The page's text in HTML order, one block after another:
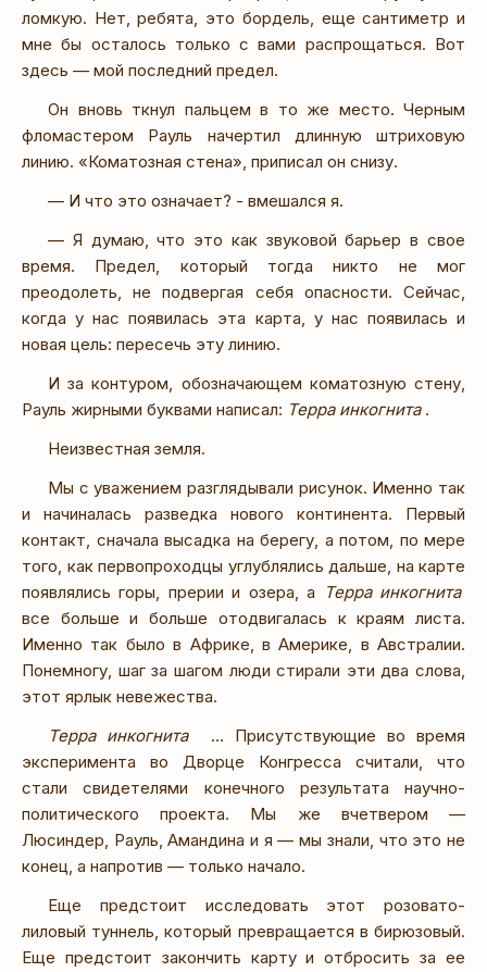
ломкую. Нет, ребята, это бордель, еще сантиметр и
мне бы осталось только с вами распрощаться. Вот
здесь — мой последний предел.
Он вновь ткнул пальцем в то же место. Черным
фломастером Рауль начертил длинную штриховую
линию. «Коматозная стена», приписал он снизу.
— И что это означает? - вмешался я.
— Я думаю, что это как звуковой барьер в свое
время. Предел, который тогда никто не мог
преодолеть, не подвергая себя опасности. Сейчас,
когда у нас появилась эта карта, у нас появилась и
новая цель: пересечь эту линию.
И за контуром, обозначающем коматозную стену,
Рауль жирными буквами написал: Терра инкогнита.
Неизвестная земля.
Мы с уважением разглядывали рисунок. Именно так
и начиналась разведка нового континента. Первый
контакт, сначала высадка на берегу, а потом, по мере
того, как первопроходцы углублялись дальше, на карте
появлялись горы, прерии и озера, а
Терра инкогнита
все больше и больше отодвигалась к краям листа.
Именно так было в Африке, в Америке, в Австралии.
Понемногу, шаг за шагом люди стирали эти два слова,
этот ярлык невежества.
Терра инкогнита… Присутствующие во время
эксперимента во Дворце Конгресса считали, что
стали свидетелями конечного результата научно-
политического проекта. Мы же вчетвером —
Люсиндер, Рауль, Амандина и я — мы знали, что это не
конец, а напротив — только начало.
Еще предстоит исследовать этот розовато-
лиловый туннель, который превращается в бирюзовый.
Еще предстоит закончить карту и отбросить за ее